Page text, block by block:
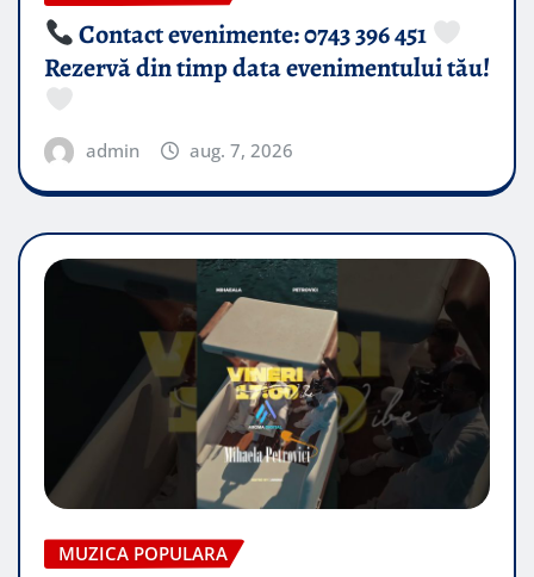
Contact evenimente: 0743 396 451
Rezervă din timp data evenimentului tău!
admin aug. 7, 2026
MUZICA POPULARA